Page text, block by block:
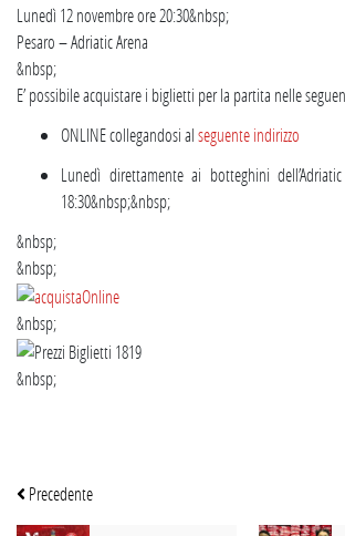
Lunedì 12 novembre ore 20:30&nbsp;
Pesaro – Adriatic Arena
&nbsp;
E’ possibile acquistare i biglietti per la partita nelle
ONLINE collegandosi alseguente indirizzo
Lunedì direttamente ai botteghini
18:30&nbsp;&nbsp;
&nbsp;
&nbsp;
&nbsp;
&nbsp;
Precedente